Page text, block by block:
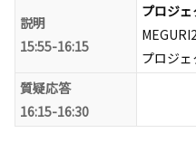
説明
15:55-16:15
プロジ
プロジェ
質疑応答
16:15-16:30